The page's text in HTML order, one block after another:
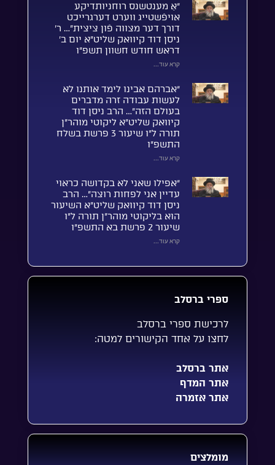
“אַ מענטשנס רוחניותדיקע
אויפֿשטייג ווערט דערגרייכט
דורך דער מצווה פֿון ציצית”… ר’
ניסן דוד קיוואק שליט”א יום ב’
דראש חודש חשוון תשפ”ו
קרא עוד...
“אברהם אבינו לימד אותנו לא
לעשות עבודה זרה מדברים
בעולם הזה”… הרב ניסן דוד
קיוואק שליט”א ליקוטי מוהר”ן
תורה ל”ו שיעור 3 פרשת בשלח
התשפ”ו
קרא עוד...
“אפילו שאני לא בקדושה כראוי
עדיין אני לפחות רוצה”… הרב
ניסן דוד קיוואק שליט”א השיעור
הוא בליקוטי מוהר”ן תורה ל”ו
שיעור 2 פרשת בא התשפ”ו
קרא עוד...
ספרי ברסלב
לרכישת ספרי ברסלב
לחצו על אחד הקישורים למטה:
אתר ברסלב
אתר המדף
אתר אזמרה
מומלצים